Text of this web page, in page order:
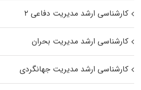
کارشناسی ارشد مدیریت دفاعی ۲
کارشناسی ارشد مدیریت بحران
کارشناسی ارشد مدیریت جهانگردی